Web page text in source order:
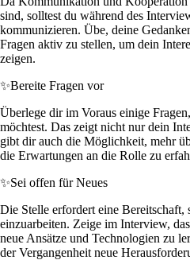
sind, solltest du während des
kommunizieren. Übe, deine
Fragen aktiv zu stellen, um dein
zeigen.
✨Bereite Fragen vor
Überlege dir im Voraus einige
möchtest. Das zeigt nicht nur dein
gibt dir auch die Möglichkeit, mehr
die Erwartungen an die Rolle zu
✨Sei offen für Neues
Die Stelle erfordert eine Bereitschaft,
einzuarbeiten. Zeige im Interview,
neue Ansätze und Technologien zu
der Vergangenheit neue